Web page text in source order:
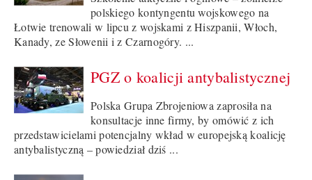
polskiego kontyngentu wojskowego na
Łotwie trenowali w lipcu z wojskami z Hiszpanii, Włoch,
Kanady, ze Słowenii i z Czarnogóry. ...
PGZ o koalicji antybalistycznej
Polska Grupa Zbrojeniowa zaprosiła na
konsultacje inne firmy, by omówić z ich
przedstawicielami potencjalny wkład w europejską koalicję
antybalistyczną – powiedział dziś ...